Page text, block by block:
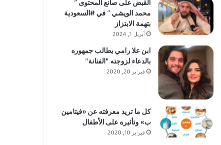
القبض على صانع المحتوى ”
محمد الويشي ” في #السعودية
بتهمة الابتزاز
أبريل 1, 2024
ابن علا رامي يطالب جمهوره
بالدعاء لزوجته "الفنانة"
فبراير 20, 2020
كل ما تريد معرفته عن «فيتامين
ب» وتأثيره على الأطفال
فبراير 10, 2020